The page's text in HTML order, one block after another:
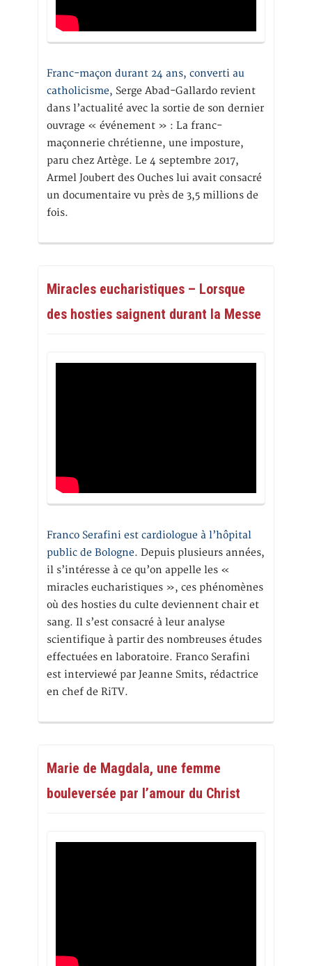
Franc-maçon durant 24 ans, converti au
catholicisme, Serge Abad-Gallardo revient
dans l’actualité avec la sortie de son dernier
ouvrage « événement » : La franc-
maçonnerie chrétienne, une imposture,
paru chez Artège. Le 4 septembre 2017,
Armel Joubert des Ouches lui avait consacré
un documentaire vu près de 3,5 millions de
fois.
Miracles eucharistiques – Lorsque
des hosties saignent durant la Messe
Franco Serafini est cardiologue à l’hôpital
public de Bologne. Depuis plusieurs années,
il s’intéresse à ce qu’on appelle les «
miracles eucharistiques », ces phénomènes
où des hosties du culte deviennent chair et
sang. Il s’est consacré à leur analyse
scientifique à partir des nombreuses études
effectuées en laboratoire. Franco Serafini
est interviewé par Jeanne Smits, rédactrice
en chef de RiTV.
Marie de Magdala, une femme
bouleversée par l’amour du Christ